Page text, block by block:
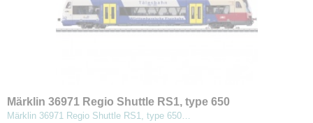
Märklin 36971 Regio Shuttle RS1, type 650
Dieselmotorwagen
Märklin 36971 Regio Shuttle RS1, type 650…